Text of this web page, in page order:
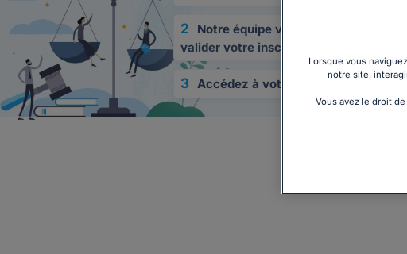
2
Notre équipe vous contacte pour
valider votre inscription
3 Accédez à votre espace avocat
Lorsque vous
notre site,
Vous avez le droit